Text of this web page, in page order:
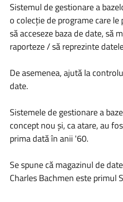
Sistemul de gestionare a
o colecție de programe care
să acceseze baza de date, să
raporteze / să reprezinte
De asemenea, ajută la
date.
Sistemele de gestionare a
concept nou și, ca atare, au
prima dată în anii '60.
Se spune că magazinul de
Charles Bachmen este primul